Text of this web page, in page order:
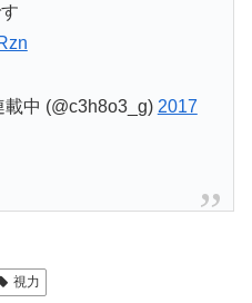
中 (@c3h8o3_g) 2017
視力